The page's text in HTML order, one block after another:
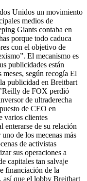
Unidos un movimiento
medios de
Giants contaba en
porque todo caduca
con el objetivo de
El mecanismo es
publicidades están
meses, según recogía El
publicidad en Breitbart
de FOX perdió
de ultraderecha
de CEO en
varios clientes
enterarse de su relación
de los mecenas más
de activistas
sus operaciones a
capitales tan salvaje
financiación de la
así que el lobby Breitbart